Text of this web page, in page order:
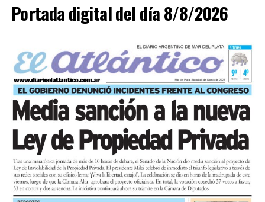
Portada digital del día 8/8/2026